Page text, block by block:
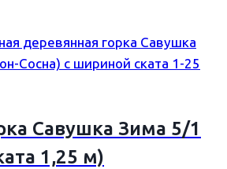
Савушка Зима 5/1
1,25 м)